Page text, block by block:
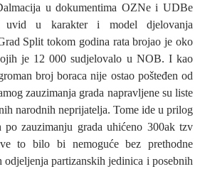
u dokumentima OZNe i UDBe
u karakter i model djelovanja
Split tokom godina rata brojao je oko
je 12 000 sudjelovalo u NOB. I kao
broj boraca nije ostao pošteđen od
zauzimanja grada napravljene su liste
narodnih neprijatelja. Tome ide u prilog
zauzimanju grada uhićeno 300ak tzv
to bilo bi nemoguće bez prethodne
partizanskih jedinica i posebnih